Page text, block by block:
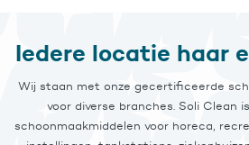
Iedere locatie haar
Wij staan met onze gecertificeerde
voor diverse branches. Soli Clean
schoonmaakmiddelen voor horeca,